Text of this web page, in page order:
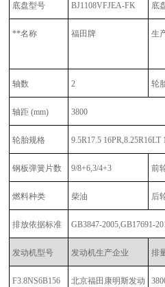
底盘型号 BJ1108VFJEA-FK 底
**名称 福田牌 生
轴数 2 轮
轴距 (mm) 3800
轮胎规格 9.5R17.5 16PR,8.25R16LT
钢板弹簧片数 9/8+6,3/4+3 前
燃料种类 柴油 后
排放依据标准 GB3847-2005,GB17691-
发动机型号 发动机生产企业 排
F3.8NS6B156 北京福田康明斯发动